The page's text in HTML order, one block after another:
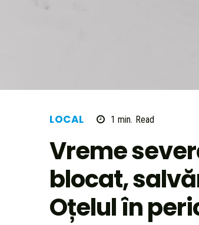
LOCAL 1 min. Read
Vreme
blocat,
Oțelul în